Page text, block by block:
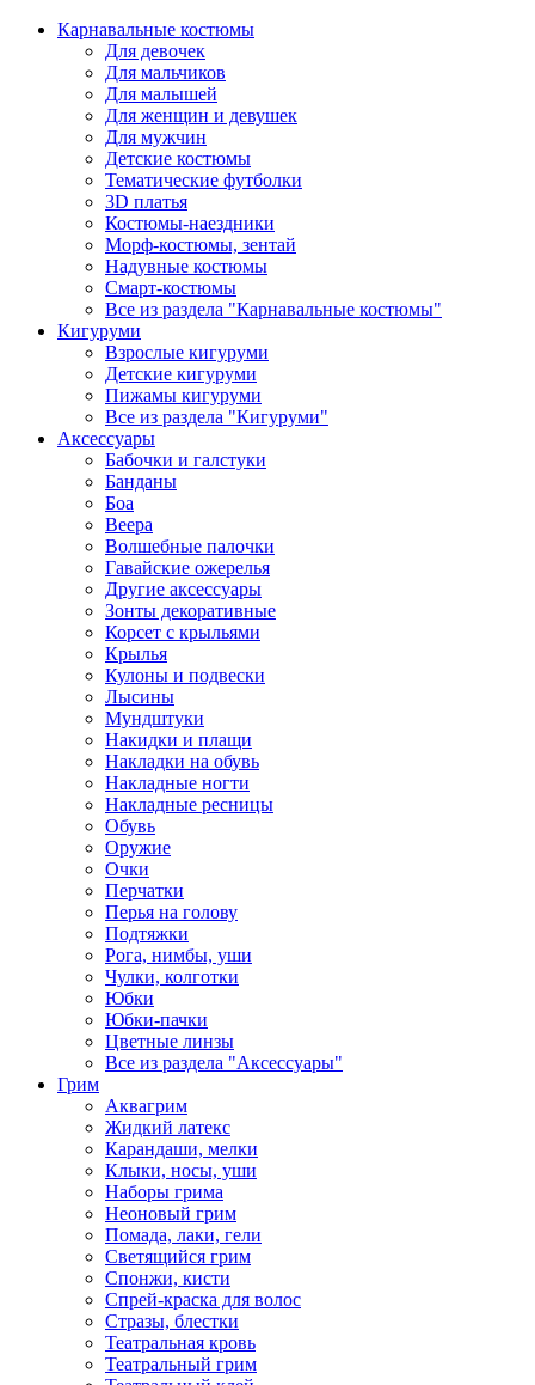
Карнавальные костюмы
Для девочек
Для мальчиков
Для малышей
Для женщин и девушек
Для мужчин
Детские костюмы
Тематические футболки
3D платья
Костюмы-наездники
Морф-костюмы, зентай
Надувные костюмы
Смарт-костюмы
Все из раздела "Карнавальные костюмы"
Кигуруми
Взрослые кигуруми
Детские кигуруми
Пижамы кигуруми
Все из раздела "Кигуруми"
Аксессуары
Бабочки и галстуки
Банданы
Боа
Веера
Волшебные палочки
Гавайские ожерелья
Другие аксессуары
Зонты декоративные
Корсет с крыльями
Крылья
Кулоны и подвески
Лысины
Мундштуки
Накидки и плащи
Накладки на обувь
Накладные ногти
Накладные ресницы
Обувь
Оружие
Очки
Перчатки
Перья на голову
Подтяжки
Рога, нимбы, уши
Чулки, колготки
Юбки
Юбки-пачки
Цветные линзы
Все из раздела "Аксессуары"
Грим
Аквагрим
Жидкий латекс
Карандаши, мелки
Клыки, носы, уши
Наборы грима
Неоновый грим
Помада, лаки, гели
Светящийся грим
Спонжи, кисти
Спрей-краска для волос
Стразы, блестки
Театральная кровь
Театральный грим